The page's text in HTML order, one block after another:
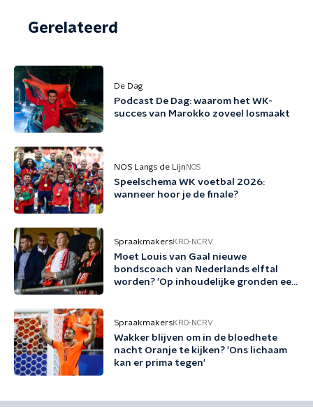
Gerelateerd
De Dag
Podcast De Dag: waarom het WK-
succes van Marokko zoveel losmaakt
NOS Langs de Lijn NOS
Speelschema WK voetbal 2026:
wanneer hoor je de finale?
SpraakmakersKRO-NCRV
Moet Louis van Gaal nieuwe
bondscoach van Nederlands elftal
worden? 'Op inhoudelijke gronden een
SpraakmakersKRO-NCRV
Wakker blijven om in de bloedhete
nacht Oranje te kijken? 'Ons lichaam
kan er prima tegen'